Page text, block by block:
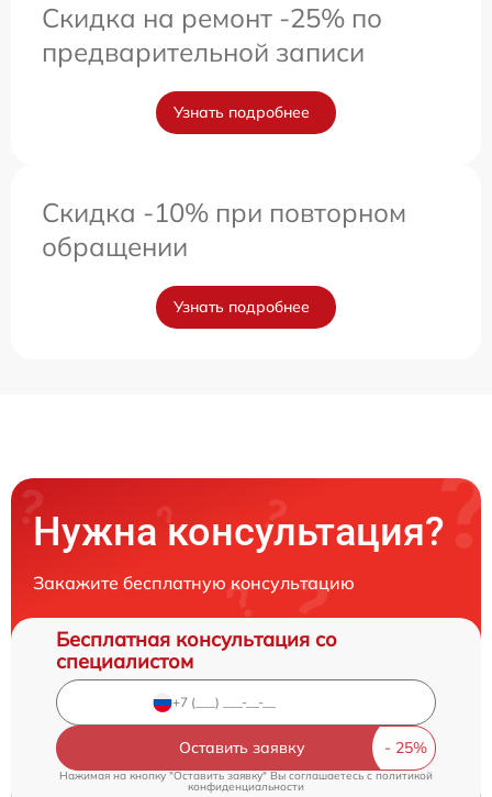
Скидка на ремонт -25% по
предварительной записи
Узнать подробнее
Скидка -10% при повторном
обращении
Узнать подробнее
Нужна консультация?
Закажите бесплатную консультацию
Бесплатная консультация со
специалистом
Оставить заявку
Нажимая на кнопку "Оставить заявку" Вы соглашаетесь cполитикой
конфиденциальности